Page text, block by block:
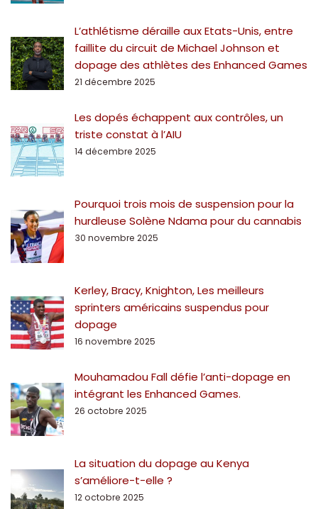
L’athlétisme déraille aux Etats-Unis, entre
faillite du circuit de Michael Johnson et
dopage des athlètes des Enhanced Games
21 décembre 2025
Les dopés échappent aux contrôles, un
triste constat à l’AIU
14 décembre 2025
Pourquoi trois mois de suspension pour la
hurdleuse Solène Ndama pour du cannabis
30 novembre 2025
Kerley, Bracy, Knighton, Les meilleurs
sprinters américains suspendus pour
dopage
16 novembre 2025
Mouhamadou Fall défie l’anti-dopage en
intégrant les Enhanced Games.
26 octobre 2025
La situation du dopage au Kenya
s’améliore-t-elle ?
12 octobre 2025